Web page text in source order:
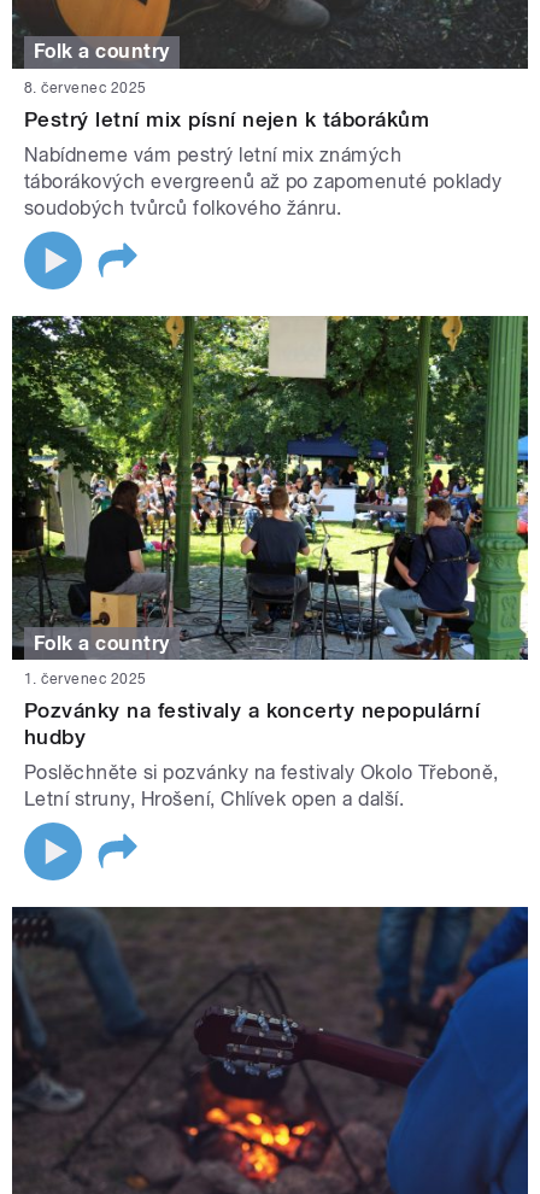
Folk a country
8. červenec 2025
Pestrý letní mix písní nejen k táborákům
Nabídneme vám pestrý letní mix známých
táborákových evergreenů až po zapomenuté poklady
soudobých tvůrců folkového žánru.
Folk a country
1. červenec 2025
Pozvánky na festivaly a koncerty nepopulární
hudby
Poslěchněte si pozvánky na festivaly Okolo Třeboně,
Letní struny, Hrošení, Chlívek open a další.